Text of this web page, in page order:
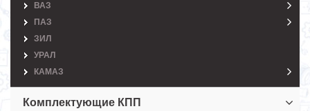
ВАЗ
ПАЗ
ЗИЛ
УРАЛ
КАМАЗ
Комплектующие КПП